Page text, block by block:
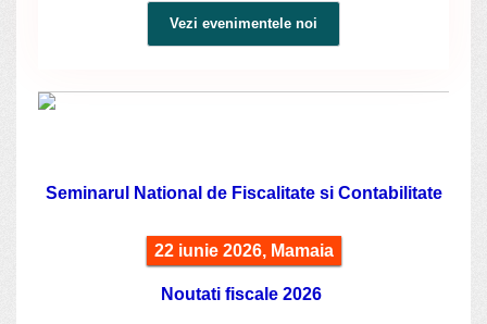
Vezi evenimentele noi
Seminarul National de Fiscalitate si Contabilitate
22 iunie 2026, Mamaia
Noutati fiscale 2026